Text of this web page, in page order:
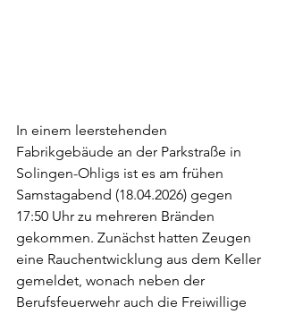
In einem leerstehenden
Fabrikgebäude an der Parkstraße in
Solingen-Ohligs ist es am frühen
Samstagabend (18.04.2026) gegen
17:50 Uhr zu mehreren Bränden
gekommen. Zunächst hatten Zeugen
eine Rauchentwicklung aus dem Keller
gemeldet, wonach neben der
Berufsfeuerwehr auch die Freiwillige